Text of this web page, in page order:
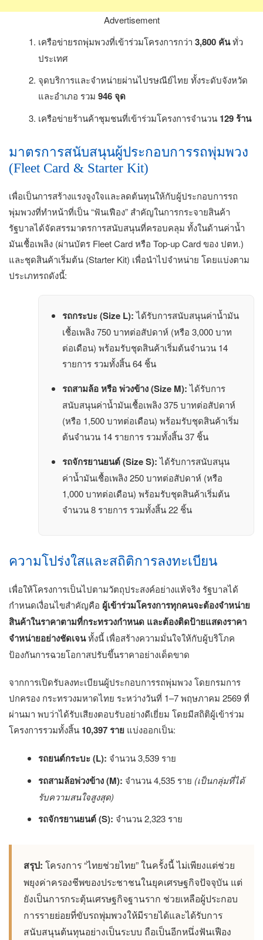
Advertisement
เครือข่ายรถพุ่มพวงที่เข้าร่วมโครงการกว่า 3,800 คันทั่ว
ประเทศ
จุดบริการและจำหน่ายผ่านไปรษณีย์ไทย ทั้งระดับจังหวัด
และอำเภอ รวม 946 จุด
เครือข่ายร้านค้าชุมชนที่เข้าร่วมโครงการจำนวน 129 ร้าน
มาตรการสนับสนุนผู้ประกอบการรถพุ่มพวง
(Fleet Card & Starter Kit)
เพื่อเป็นการสร้างแรงจูงใจและลดต้นทุนให้กับผู้ประกอบการรถ
พุ่มพวงที่ทำหน้าที่เป็น “ฟันเฟือง” สำคัญในการกระจายสินค้า
รัฐบาลได้จัดสรรมาตรการสนับสนุนที่ครอบคลุม ทั้งในด้านค่าน้ำ
มันเชื้อเพลิง (ผ่านบัตร Fleet Card หรือ Top-up Card ของ ปตท.)
และชุดสินค้าเริ่มต้น (Starter Kit) เพื่อนำไปจำหน่าย โดยแบ่งตาม
ประเภทรถดังนี้:
รถกระบะ (Size L):ได้รับการสนับสนุนค่าน้ำมัน
เชื้อเพลิง 750 บาทต่อสัปดาห์ (หรือ 3,000 บาท
ต่อเดือน) พร้อมรับชุดสินค้าเริ่มต้นจำนวน 14
รายการ รวมทั้งสิ้น 64 ชิ้น
รถสามล้อ หรือ พ่วงข้าง (Size M):ได้รับการ
สนับสนุนค่าน้ำมันเชื้อเพลิง 375 บาทต่อสัปดาห์
(หรือ 1,500 บาทต่อเดือน) พร้อมรับชุดสินค้าเริ่ม
ต้นจำนวน 14 รายการ รวมทั้งสิ้น 37 ชิ้น
รถจักรยานยนต์ (Size S):ได้รับการสนับสนุน
ค่าน้ำมันเชื้อเพลิง 250 บาทต่อสัปดาห์ (หรือ
1,000 บาทต่อเดือน) พร้อมรับชุดสินค้าเริ่มต้น
จำนวน 8 รายการ รวมทั้งสิ้น 22 ชิ้น
ความโปร่งใสและสถิติการลงทะเบียน
เพื่อให้โครงการเป็นไปตามวัตถุประสงค์อย่างแท้จริง รัฐบาลได้
กำหนดเงื่อนไขสำคัญคือ ผู้เข้าร่วมโครงการทุกคนจะต้องจำหน่าย
สินค้าในราคาตามที่กระทรวงกำหนด และต้องติดป้ายแสดงราคา
จำหน่ายอย่างชัดเจนทั้งนี้ เพื่อสร้างความมั่นใจให้กับผู้บริโภค
ป้องกันการฉวยโอกาสปรับขึ้นราคาอย่างเด็ดขาด
จากการเปิดรับลงทะเบียนผู้ประกอบการรถพุ่มพวง โดยกรมการ
ปกครอง กระทรวงมหาดไทย ระหว่างวันที่ 1–7 พฤษภาคม 2569 ที่
ผ่านมา พบว่าได้รับเสียงตอบรับอย่างดีเยี่ยม โดยมีสถิติผู้เข้าร่วม
โครงการรวมทั้งสิ้น 10,397 ราย แบ่งออกเป็น:
รถยนต์กระบะ (L): จำนวน 3,539 ราย
รถสามล้อพ่วงข้าง (M): จำนวน 4,535 ราย (เป็นกลุ่มที่ได้
รับความสนใจสูงสุด)
รถจักรยานยนต์ (S): จำนวน 2,323 ราย
สรุป: โครงการ “ไทยช่วยไทย” ในครั้งนี้ ไม่เพียงแต่ช่วย
พยุงค่าครองชีพของประชาชนในยุคเศรษฐกิจปัจจุบัน แต่
ยังเป็นการกระตุ้นเศรษฐกิจฐานราก ช่วยเหลือผู้ประกอบ
การรายย่อยที่ขับรถพุ่มพวงให้มีรายได้และได้รับการ
สนับสนุนต้นทุนอย่างเป็นระบบ ถือเป็นอีกหนึ่งฟันเฟือง